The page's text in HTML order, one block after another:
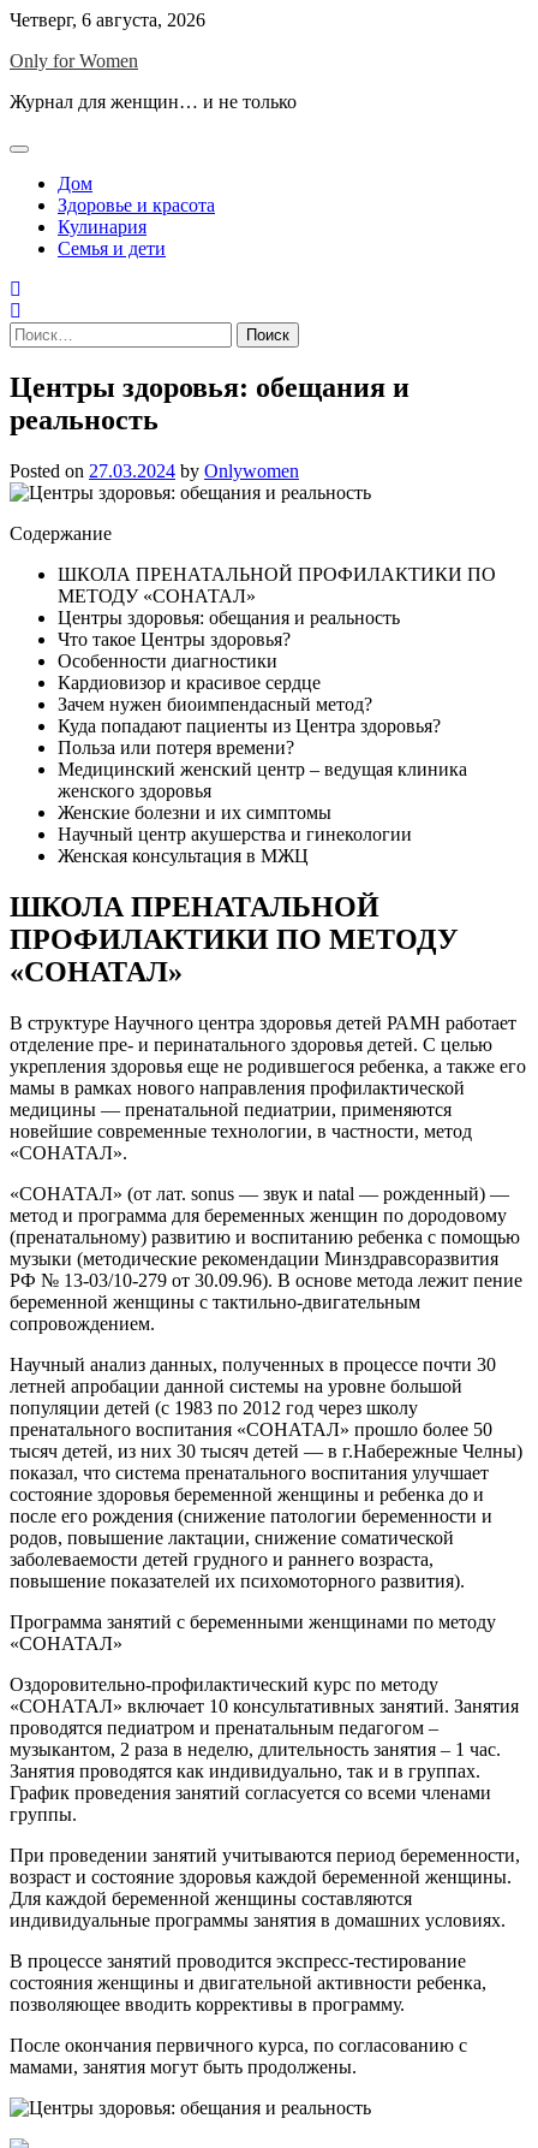
Skip
content
Четверг, 6 августа, 2026
Only for Women
Журнал для женщин… и не только
Дом
Здоровье и красота
Кулинария
Семья и дети
Найти:
Центры здоровья: обещания и
реальность
Posted on 27.03.2024 by Onlywomen
Содержание
ШКОЛА ПРЕНАТАЛЬНОЙ ПРОФИЛАКТИКИ ПО
МЕТОДУ «СОНАТАЛ»
Центры здоровья: обещания и реальность
Что такое Центры здоровья?
Особенности диагностики
Кардиовизор и красивое сердце
Зачем нужен биоимпендасный метод?
Куда попадают пациенты из Центра здоровья?
Польза или потеря времени?
Медицинский женский центр – ведущая клиника
женского здоровья
Женские болезни и их симптомы
Научный центр акушерства и гинекологии
Женская консультация в МЖЦ
ШКОЛА ПРЕНАТАЛЬНОЙ
ПРОФИЛАКТИКИ ПО МЕТОДУ
«СОНАТАЛ»
В структуре Научного центра здоровья детей РАМН работает
отделение пре- и перинатального здоровья детей. С целью
укрепления здоровья еще не родившегося ребенка, а также его
мамы в рамках нового направления профилактической
медицины — пренатальной педиатрии, применяются
новейшие современные технологии, в частности, метод
«СОНАТАЛ».
«СОНАТАЛ» (от лат. sonus — звук и natal — рожденный) —
метод и программа для беременных женщин по дородовому
(пренатальному) развитию и воспитанию ребенка с помощью
музыки (методические рекомендации Минздравсоразвития
РФ № 13-03/10-279 от 30.09.96). В основе метода лежит пение
беременной женщины с тактильно-двигательным
сопровождением.
Научный анализ данных, полученных в процессе почти 30
летней апробации данной системы на уровне большой
популяции детей (с 1983 по 2012 год через школу
пренатального воспитания «СОНАТАЛ» прошло более 50
тысяч детей, из них 30 тысяч детей — в г.Набережные Челны)
показал, что система пренатального воспитания улучшает
состояние здоровья беременной женщины и ребенка до и
после его рождения (снижение патологии беременности и
родов, повышение лактации, снижение соматической
заболеваемости детей грудного и раннего возраста,
повышение показателей их психомоторного развития).
Программа занятий с беременными женщинами по методу
«СОНАТАЛ»
Оздоровительно-профилактический курс по методу
«СОНАТАЛ» включает 10 консультативных занятий. Занятия
проводятся педиатром и пренатальным педагогом –
музыкантом, 2 раза в неделю, длительность занятия – 1 час.
Занятия проводятся как индивидуально, так и в группах.
График проведения занятий согласуется со всеми членами
группы.
При проведении занятий учитываются период беременности,
возраст и состояние здоровья каждой беременной женщины.
Для каждой беременной женщины составляются
индивидуальные программы занятия в домашних условиях.
В процессе занятий проводится экспресс-тестирование
состояния женщины и двигательной активности ребенка,
позволяющее вводить коррективы в программу.
После окончания первичного курса, по согласованию с
мамами, занятия могут быть продолжены.